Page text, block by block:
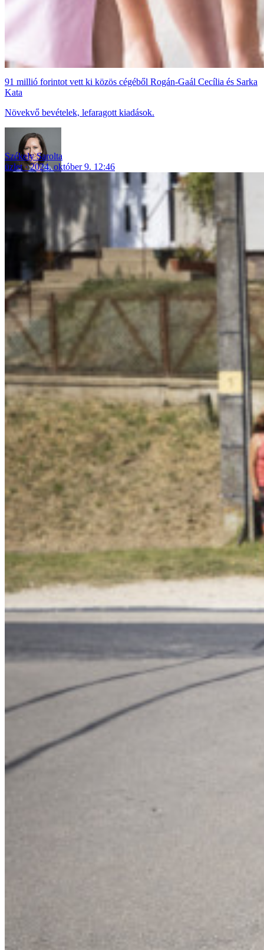
91 millió forintot vett ki közös cégéből Rogán-Gaál Cecília és Sarka
Kata
Növekvő bevételek, lefaragott kiadások.
Székely Sarolta
üzlet
2024. október 9. 12:46